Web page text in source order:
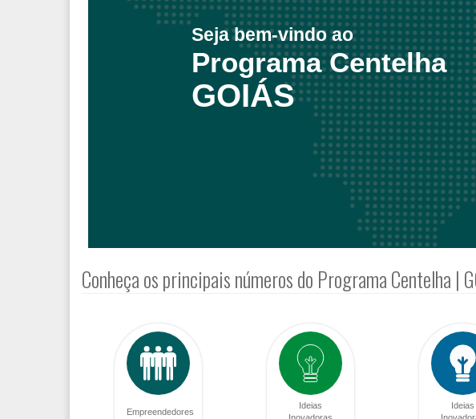
Seja bem-vindo ao
Programa Centelha
GOIÁS
Conheça os principais números do Programa Centelha |
Empreendedores
Ideias
Ideias